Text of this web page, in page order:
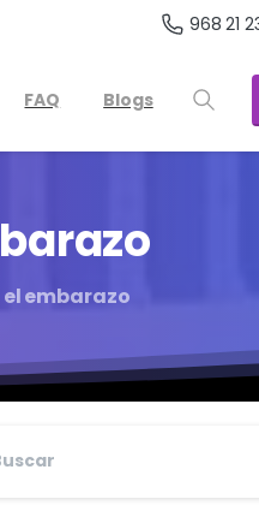
968 21
FAQ Blogs
embarazo